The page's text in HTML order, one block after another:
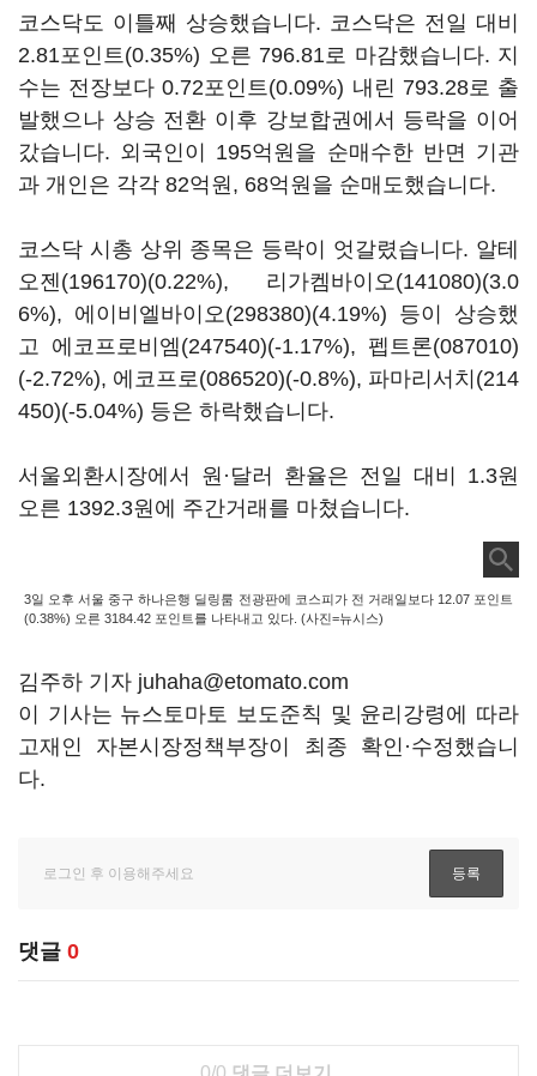
코스닥도 이틀째 상승했습니다. 코스닥은 전일 대비
2.81포인트(0.35%) 오른 796.81로 마감했습니다. 지
수는 전장보다 0.72포인트(0.09%) 내린 793.28로 출
발했으나 상승 전환 이후 강보합권에서 등락을 이어
갔습니다. 외국인이 195억원을 순매수한 반면 기관
과 개인은 각각 82억원, 68억원을 순매도했습니다.
코스닥 시총 상위 종목은 등락이 엇갈렸습니다. 알테
오젠(196170)(0.22%), 리가켐바이오(141080)(3.0
6%), 에이비엘바이오(298380)(4.19%) 등이 상승했
고 에코프로비엠(247540)(-1.17%), 펩트론(087010)
(-2.72%), 에코프로(086520)(-0.8%), 파마리서치(214
450)(-5.04%) 등은 하락했습니다.
서울외환시장에서 원·달러 환율은 전일 대비 1.3원
오른 1392.3원에 주간거래를 마쳤습니다.
3일 오후 서울 중구 하나은행 딜링룸 전광판에 코스피가 전 거래일보다 12.07 포인트
(0.38%) 오른 3184.42 포인트를 나타내고 있다. (사진=뉴시스)
김주하 기자 juhaha@etomato.com
이 기사는 뉴스토마토 보도준칙 및 윤리강령에 따라
고재인 자본시장정책부장이 최종 확인·수정했습니
다.
댓글 0